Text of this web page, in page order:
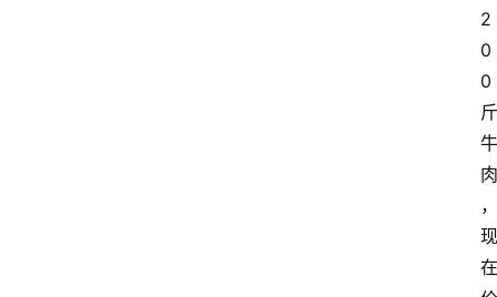
2
0
0
斤
牛
肉
，
现
在